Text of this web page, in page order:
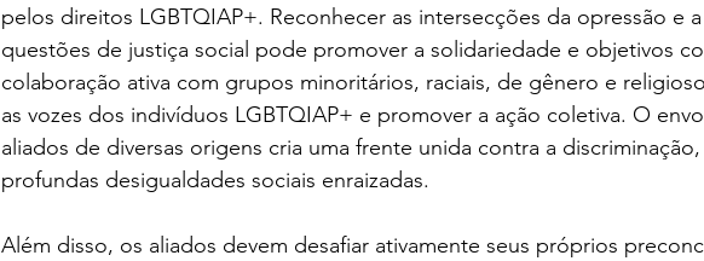
pelos direitos LGBTQIAP+. Reconhecer as intersecções da opressão e
questões de justiça social pode promover a solidariedade e objetivos
colaboração ativa com grupos minoritários, raciais, de gênero e
as vozes dos indivíduos LGBTQIAP+ e promover a ação coletiva. O
aliados de diversas origens cria uma frente unida contra a
profundas desigualdades sociais enraizadas.
Além disso, os aliados devem desafiar ativamente seus próprios